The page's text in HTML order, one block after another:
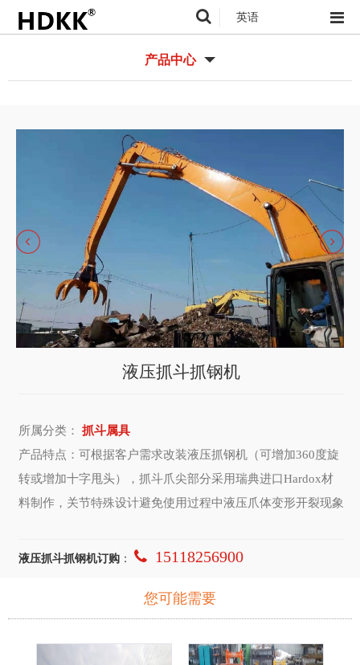
英语
产品中心
液压抓斗抓钢机
所属分类： 抓斗属具
产品特点：可根据客户需求改装液压抓钢机（可增加360度旋
转或增加十字甩头），抓斗爪尖部分采用瑞典进口Hardox材
料制作，关节特殊设计避免使用过程中液压爪体变形开裂现象
液压抓斗抓钢机订购： 15118256900
您可能需要